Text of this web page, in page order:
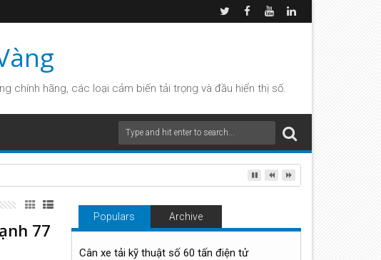
chính hãng, các loại cảm biến tải trọng và đầu hiển thị số.
77
Populars Archive
Cân xe tải kỹ thuật số 60 tấn điện tử